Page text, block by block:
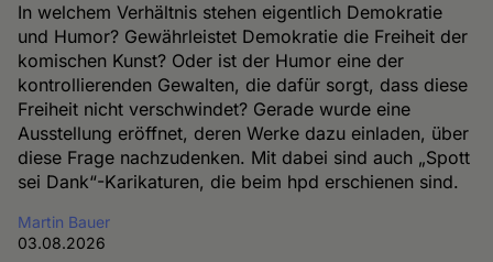
In welchem Verhältnis stehen eigentlich Demokratie
und Humor? Gewährleistet Demokratie die Freiheit der
komischen Kunst? Oder ist der Humor eine der
kontrollierenden Gewalten, die dafür sorgt, dass diese
Freiheit nicht verschwindet? Gerade wurde eine
Ausstellung eröffnet, deren Werke dazu einladen, über
diese Frage nachzudenken. Mit dabei sind auch „Spott
sei Dank“-Karikaturen, die beim hpd erschienen sind.
Martin Bauer
03.08.2026